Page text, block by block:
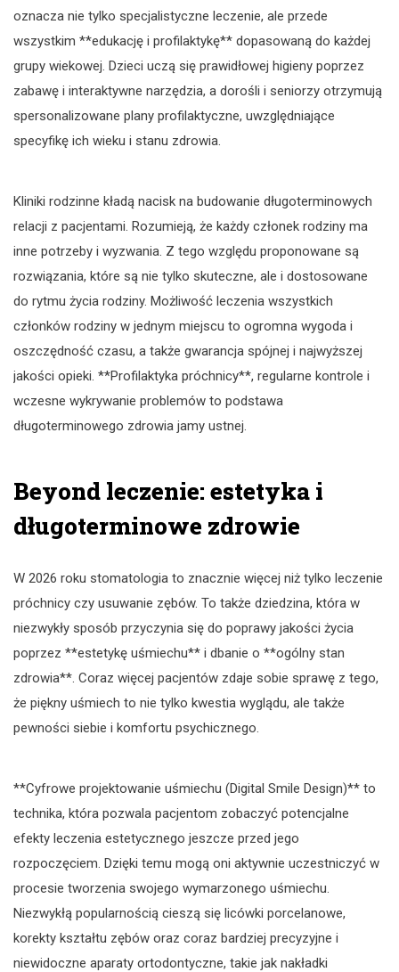
oznacza nie tylko specjalistyczne leczenie, ale przede
wszystkim **edukację i profilaktykę** dopasowaną do każdej
grupy wiekowej. Dzieci uczą się prawidłowej higieny poprzez
zabawę i interaktywne narzędzia, a dorośli i seniorzy otrzymują
spersonalizowane plany profilaktyczne, uwzględniające
specyfikę ich wieku i stanu zdrowia.
Kliniki rodzinne kładą nacisk na budowanie długoterminowych
relacji z pacjentami. Rozumieją, że każdy członek rodziny ma
inne potrzeby i wyzwania. Z tego względu proponowane są
rozwiązania, które są nie tylko skuteczne, ale i dostosowane
do rytmu życia rodziny. Możliwość leczenia wszystkich
członków rodziny w jednym miejscu to ogromna wygoda i
oszczędność czasu, a także gwarancja spójnej i najwyższej
jakości opieki. **Profilaktyka próchnicy**, regularne kontrole i
wczesne wykrywanie problemów to podstawa
długoterminowego zdrowia jamy ustnej.
Beyond leczenie: estetyka i
długoterminowe zdrowie
W 2026 roku stomatologia to znacznie więcej niż tylko leczenie
próchnicy czy usuwanie zębów. To także dziedzina, która w
niezwykły sposób przyczynia się do poprawy jakości życia
poprzez **estetykę uśmiechu** i dbanie o **ogólny stan
zdrowia**. Coraz więcej pacjentów zdaje sobie sprawę z tego,
że piękny uśmiech to nie tylko kwestia wyglądu, ale także
pewności siebie i komfortu psychicznego.
**Cyfrowe projektowanie uśmiechu (Digital Smile Design)** to
technika, która pozwala pacjentom zobaczyć potencjalne
efekty leczenia estetycznego jeszcze przed jego
rozpoczęciem. Dzięki temu mogą oni aktywnie uczestniczyć w
procesie tworzenia swojego wymarzonego uśmiechu.
Niezwykłą popularnością cieszą się licówki porcelanowe,
korekty kształtu zębów oraz coraz bardziej precyzyjne i
niewidoczne aparaty ortodontyczne, takie jak nakładki